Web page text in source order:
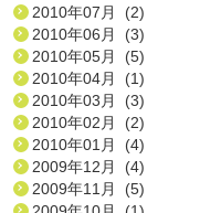
2010年07月 (2)
2010年06月 (3)
2010年05月 (5)
2010年04月 (1)
2010年03月 (3)
2010年02月 (2)
2010年01月 (4)
2009年12月 (4)
2009年11月 (5)